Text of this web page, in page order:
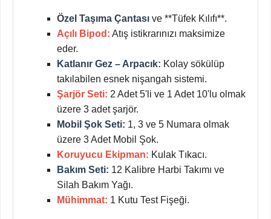
Özel Taşıma Çantası ve **Tüfek Kılıfı**.
Açılı Bipod: Atış istikrarınızı maksimize
eder.
Katlanır Gez – Arpacık: Kolay sökülüp
takılabilen esnek nişangah sistemi.
Şarjör Seti: 2 Adet 5'li ve 1 Adet 10'lu olmak
üzere 3 adet şarjör.
Mobil Şok Seti: 1, 3 ve 5 Numara olmak
üzere 3 Adet Mobil Şok.
Koruyucu Ekipman: Kulak Tıkacı.
Bakım Seti: 12 Kalibre Harbi Takımı ve
Silah Bakım Yağı.
Mühimmat: 1 Kutu Test Fişeği.